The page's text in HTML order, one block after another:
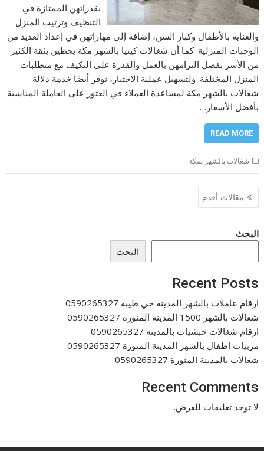
بقدراتهن الممتازة في
التنظيف وترتيب المنزل
والعناية بالأطفال وكبار السن، إضافة إلى مهاراتهن في إعداد العديد من
الوجبات المنزلية. كما أن شغالات كينيا بالشهر مكة يحظين بثقة الكثير
من الأسر بفضل التزامهن بالعمل والقدرة على التكيف مع متطلبات
المنزل المختلفة. ولتسهيل عملية الاختيار، نوفر أيضًا خدمة دلالة
شغالات بالشهر مكة لمساعدة العملاء في العثور على العاملة المناسبة
بأفضل الأسعار…
READ MORE
شغالات بالشهر بمكة
تصفّح
المقالات
مقالات أقدم
البحث
البحث
Recent Posts
ارقام عاملات بالشهر المدينة حي طيبة 0590265327
شغالات بالشهر 1500 المدينة المنورة 0590265327
ارقام شغالات حبشيات بالمدينه 0590265327
مربيات اطفال بالشهر المدينة المنورة 0590265327
شغالات بالمدينة المنورة 0590265327
Recent Comments
لا توجد تعليقات للعرض.